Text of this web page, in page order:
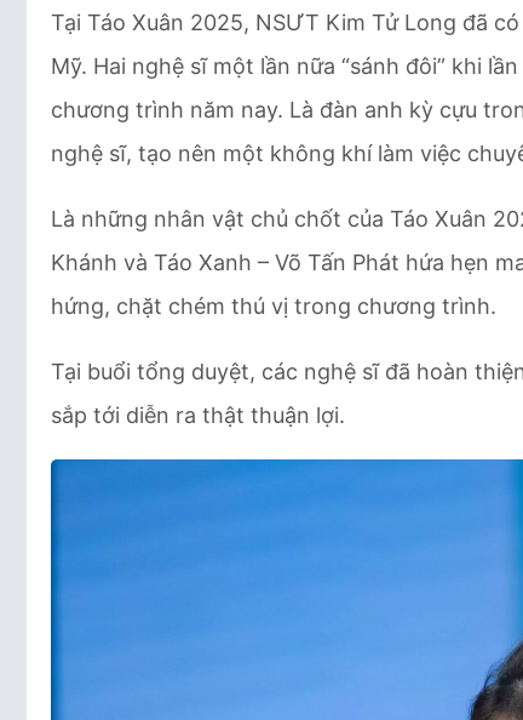
Tại Táo Xuân 2025, NSƯT Kim Tử Long đã
Mỹ. Hai nghệ sĩ một lần nữa “sánh đôi” khi
chương trình năm nay. Là đàn anh kỳ cựu
nghệ sĩ, tạo nên một không khí làm việc
Là những nhân vật chủ chốt của Táo Xuân
Khánh và Táo Xanh – Võ Tấn Phát hứa hẹn
hứng, chặt chém thú vị trong chương trình.
Tại buổi tổng duyệt, các nghệ sĩ đã hoàn
sắp tới diễn ra thật thuận lợi.